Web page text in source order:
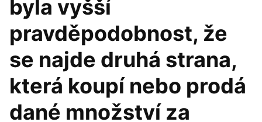
byla vyšší
pravděpodobnost, že
se najde druhá strana,
která koupí nebo prodá
dané množství za